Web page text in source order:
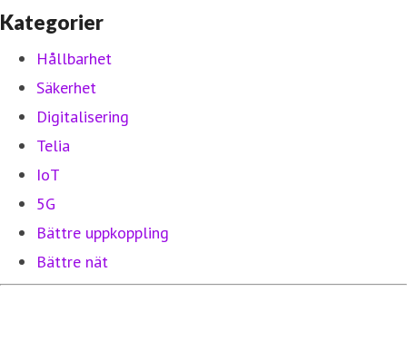
Kategorier
Hållbarhet
Säkerhet
Digitalisering
Telia
IoT
5G
Bättre uppkoppling
Bättre nät